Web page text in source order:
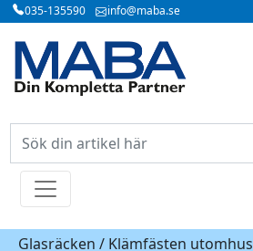
035-135590 info@maba.se
Glasräcken / Klämfästen utomhus